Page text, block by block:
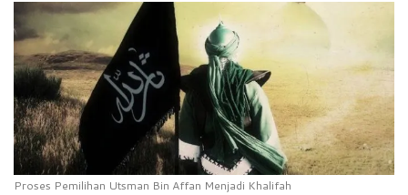
Proses Pemilihan Utsman Bin Affan Menjadi Khalifah